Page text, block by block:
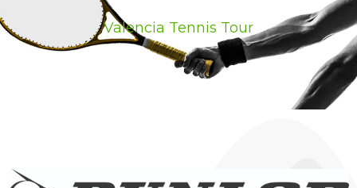
Valencia Tennis Tour